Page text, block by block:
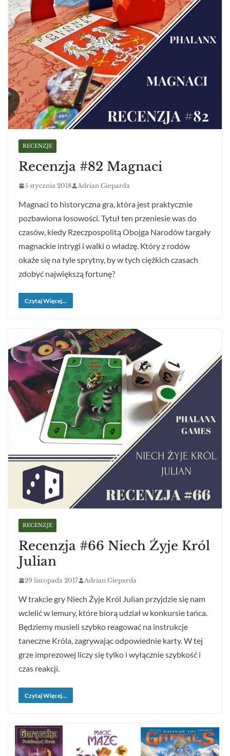
RECENZJE
Recenzja #82 Magnaci
5 stycznia 2018 Adrian Gieparda
Magnaci to historyczna gra, która jest praktycznie
pozbawiona losowości. Tytuł ten przeniesie was do
czasów, kiedy Rzeczpospolitą Obojga Narodów targały
magnackie intrygi i walki o władzę. Który z rodów
okaże się na tyle sprytny, by w tych ciężkich czasach
zdobyć największą fortunę?
Czytaj Więcej...
RECENZJE
Recenzja #66 Niech Żyje Król
Julian
29 listopada 2017 Adrian Gieparda
W trakcie gry Niech Żyje Król Julian przyjdzie się nam
wcielić w lemury, które biorą udział w konkursie tańca.
Będziemy musieli szybko reagować na instrukcje
taneczne Króla, zagrywając odpowiednie karty. W tej
grze imprezowej liczy się tylko i wyłącznie szybkość i
czas reakcji.
Czytaj Więcej...